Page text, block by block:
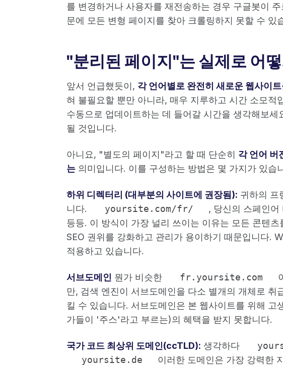
를 변경하거나 사용자를 재전송하는 경우 구글봇이
문에 모든 변형 페이지를 찾아 크롤링하지 못할 수 있
"분리된 페이지"는 실제로 어
앞서 언급했듯이, 각 언어별로 완전히 새로운 웹사이
혀 불필요할 뿐만 아니라, 매우 지루하고 시간 소모적
수동으로 업데이트하는 데 들어갈 시간을 생각해보
될 것입니다.
아니요, "별도의 페이지"라고 할 때 단순히 각 언어 버
는 의미입니다. 이를 구성하는 방법은 몇 가지가 있습
하위 디렉터리 (대부분의 사이트에 권장됨): 귀하의 프
니다.
yoursite.com/fr/ , 당신의 스페인어
등등. 이 방식이 가장 널리 쓰이는 이유는 모든 콘텐
SEO 권위를 강화하고 관리가 용이하기 때문입니다.
적용하고 있습니다.
서브도메인 뭔가 비슷한 fr.yoursite.com
만, 검색 엔진이 서브도메인을 다소 별개의 개체로 취
킬 수 있습니다. 서브도메인은 본 웹사이트를 위해 고
가들이 '주스'라고 부르는)의 혜택을 받지 못합니다.
국가 코드 최상위 도메인(ccTLD): 생각하다
yoursite.de
이러한 도메인은 가장 강력한